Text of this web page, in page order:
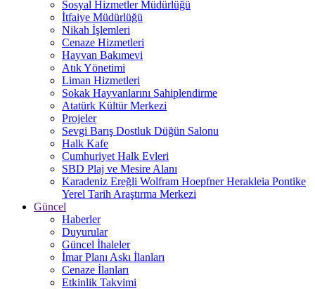
Sosyal Hizmetler Müdürlüğü
İtfaiye Müdürlüğü
Nikah İşlemleri
Cenaze Hizmetleri
Hayvan Bakımevi
Atık Yönetimi
Liman Hizmetleri
Sokak Hayvanlarını Sahiplendirme
Atatürk Kültür Merkezi
Projeler
Sevgi Barış Dostluk Düğün Salonu
Halk Kafe
Cumhuriyet Halk Evleri
SBD Plaj ve Mesire Alanı
Karadeniz Ereğli Wolfram Hoepfner Herakleia Pontike
Yerel Tarih Araştırma Merkezi
Güncel
Haberler
Duyurular
Güncel İhaleler
İmar Planı Askı İlanları
Cenaze İlanları
Etkinlik Takvimi